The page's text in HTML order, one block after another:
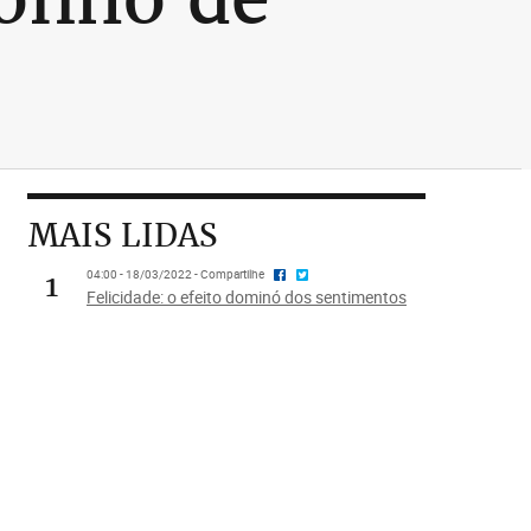
MAIS LIDAS
1
04:00 - 18/03/2022 - Compartilhe
Felicidade: o efeito dominó dos sentimentos